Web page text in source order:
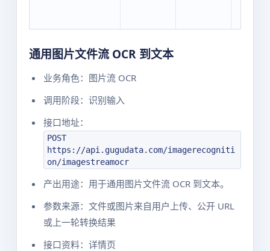
通用图片文件流 OCR 到文本
业务角色：图片流 OCR
调用阶段：识别输入
接口地址：
POST
https://api.gugudata.com/imagerecogniti
on/imagestreamocr
产出用途：用于通用图片文件流 OCR 到文本。
参数来源：文件或图片来自用户上传、公开 URL
或上一轮转换结果
接口资料：详情页